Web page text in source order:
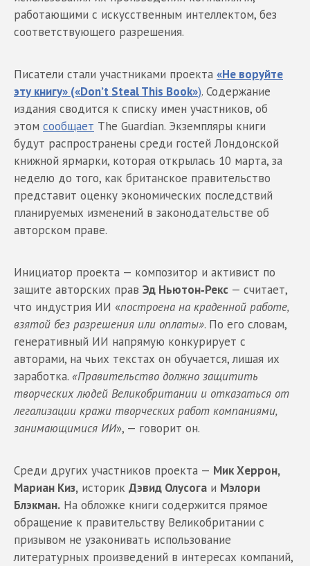
работающими с искусственным интеллектом, без
соответствующего разрешения.
Писатели стали участниками проекта «Не воруйте
эту книгу» («Donʼt Steal This Book»). Содержание
издания сводится к списку имен участников, об
этом сообщает The Guardian. Экземпляры книги
будут распространены среди гостей Лондонской
книжной ярмарки, которая открылась 10 марта, за
неделю до того, как британское правительство
представит оценку экономических последствий
планируемых изменений в законодательстве об
авторском праве.
Инициатор проекта — композитор и активист по
защите авторских прав Эд Ньютон‑Рекс — считает,
что индустрия ИИ «построена на краденной работе,
взятой без разрешения или оплаты». По его словам,
генеративный ИИ напрямую конкурирует с
авторами, на чьих текстах он обучается, лишая их
заработка. «Правительство должно защитить
творческих людей Великобритании и отказаться от
легализации кражи творческих работ компаниями,
занимающимися ИИ», — говорит он.
Среди других участников проекта — Мик Херрон,
Мариан Киз, историк Дэвид Олусога и Мэлори
Блэкман. На обложке книги содержится прямое
обращение к правительству Великобритании с
призывом не узаконивать использование
литературных произведений в интересах компаний,